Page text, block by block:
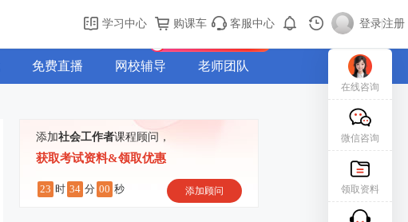
购课车 登录/注册
学习中心 购课车 客服中心 登录|注册
免费直播 网校辅导 老师团队
添加社会工作者课程顾问，
获取考试资料&领取优惠
23 时 33 分 59 秒 添加顾问
在线咨询
微信咨询
领取资料